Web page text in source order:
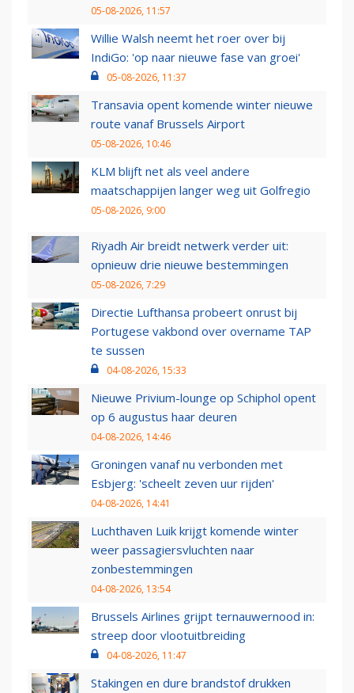
05-08-2026, 11:57
Willie Walsh neemt het roer over bij
IndiGo: 'op naar nieuwe fase van groei'
05-08-2026, 11:37
Transavia opent komende winter nieuwe
route vanaf Brussels Airport
05-08-2026, 10:46
KLM blijft net als veel andere
maatschappijen langer weg uit Golfregio
05-08-2026, 9:00
Riyadh Air breidt netwerk verder uit:
opnieuw drie nieuwe bestemmingen
05-08-2026, 7:29
Directie Lufthansa probeert onrust bij
Portugese vakbond over overname TAP
te sussen
04-08-2026, 15:33
Nieuwe Privium-lounge op Schiphol opent
op 6 augustus haar deuren
04-08-2026, 14:46
Groningen vanaf nu verbonden met
Esbjerg: 'scheelt zeven uur rijden'
04-08-2026, 14:41
Luchthaven Luik krijgt komende winter
weer passagiersvluchten naar
zonbestemmingen
04-08-2026, 13:54
Brussels Airlines grijpt ternauwernood in:
streep door vlootuitbreiding
04-08-2026, 11:47
Stakingen en dure brandstof drukken